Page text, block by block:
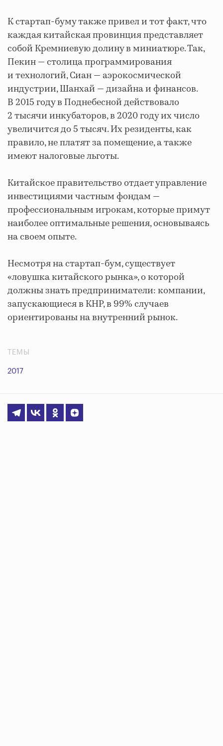
К стартап-буму также привел и тот факт, что
каждая китайская провинция представляет
собой Кремниевую долину в миниатюре. Так,
Пекин — столица программирования
и технологий, Сиан — аэрокосмической
индустрии, Шанхай — дизайна и финансов.
В 2015 году в Поднебесной действовало
2 тысячи инкубаторов, в 2020 году их число
увеличится до 5 тысяч. Их резиденты, как
правило, не платят за помещение, а также
имеют налоговые льготы.
Китайское правительство отдает управление
инвестициями частным фондам —
профессиональным игрокам, которые примут
наиболее оптимальные решения, основываясь
на своем опыте.
Несмотря на стартап-бум, существует
«ловушка китайского рынка», о которой
должны знать предприниматели: компании,
запускающиеся в КНР, в 99% случаев
ориентированы на внутренний рынок.
ТЕМЫ
2017